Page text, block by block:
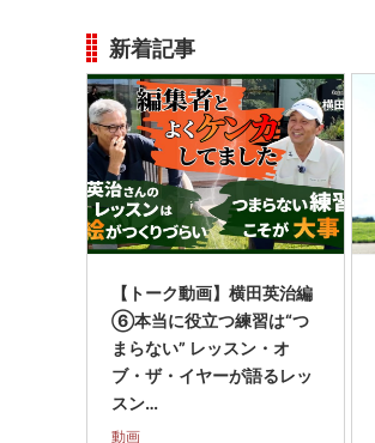
新着記事
【トーク動画】横田英治編
⑥本当に役立つ練習は“つ
まらない” レッスン・オ
ブ・ザ・イヤーが語るレッ
スン…
動画